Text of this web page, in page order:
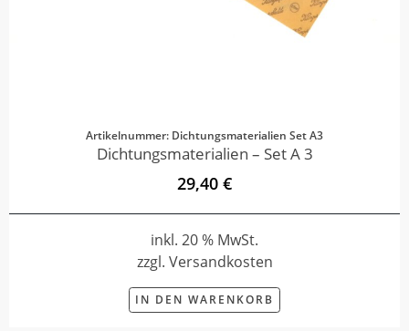
Artikelnummer: Dichtungsmaterialien Set A3
Dichtungsmaterialien – Set A 3
29,40 €
inkl. 20 % MwSt.
zzgl. Versandkosten
IN DEN WARENKORB